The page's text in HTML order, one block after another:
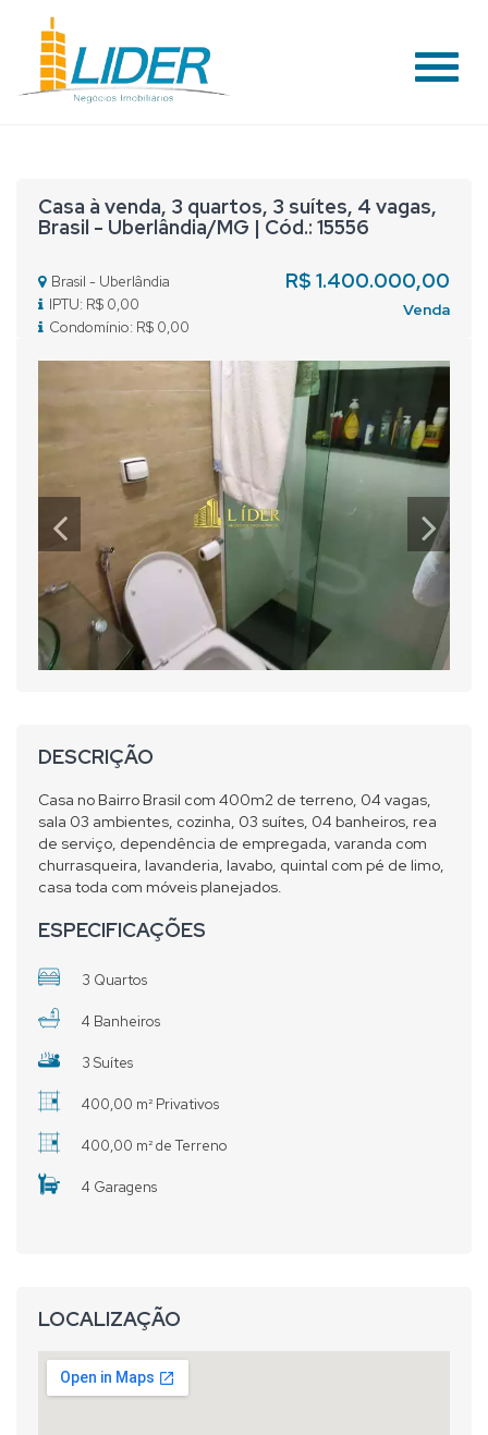
#
Casa à venda, 3 quartos, 3 suítes, 4 vagas,
Brasil - Uberlândia/MG | Cód.: 15556
Brasil - Uberlândia
IPTU: R$ 0,00
Condomínio: R$ 0,00
R$ 1.400.000,00
Venda
DESCRIÇÃO
Casa no Bairro Brasil com 400m2 de terreno, 04 vagas,
sala 03 ambientes, cozinha, 03 suítes, 04 banheiros, rea
de serviço, dependência de empregada, varanda com
churrasqueira, lavanderia, lavabo, quintal com pé de limo,
casa toda com móveis planejados.
ESPECIFICAÇÕES
3 Quartos
4 Banheiros
3 Suítes
400,00 m² Privativos
400,00 m² de Terreno
4 Garagens
LOCALIZAÇÃO